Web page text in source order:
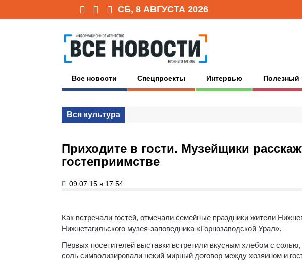
СБ, 8 АВГУСТА 2026
Все новости Спецпроекты Интервью Полезный
Вся культура
Приходите в гости. Музейщики
гостеприимстве
09.07.15 в 17:54
Как встречали гостей, отмечали семейные праздники жители
Нижнетагильского музея-заповедника «Горнозаводской Урал».
Первых посетителей выставки встретили вкусным хлебом с
соль символизировали некий мирный договор между хозяином и